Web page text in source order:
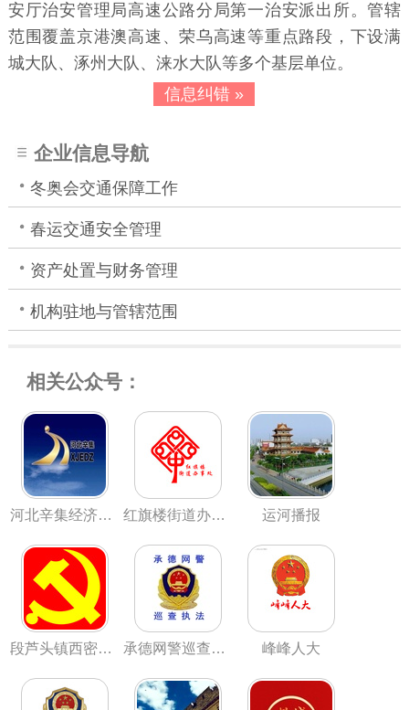
安厅治安管理局高速公路分局第一治安派出所。管辖
范围覆盖京港澳高速、荣乌高速等重点路段，下设满
城大队、涿州大队、涞水大队等多个基层单位。
信息纠错 »
企业信息导航
冬奥会交通保障工作
春运交通安全管理
资产处置与财务管理
机构驻地与管辖范围
相关公众号：
河北辛集经济开发区 红旗楼街道办事处 运河播报
段芦头镇西密井党建信息平台 承德网警巡查执法 峰峰人大